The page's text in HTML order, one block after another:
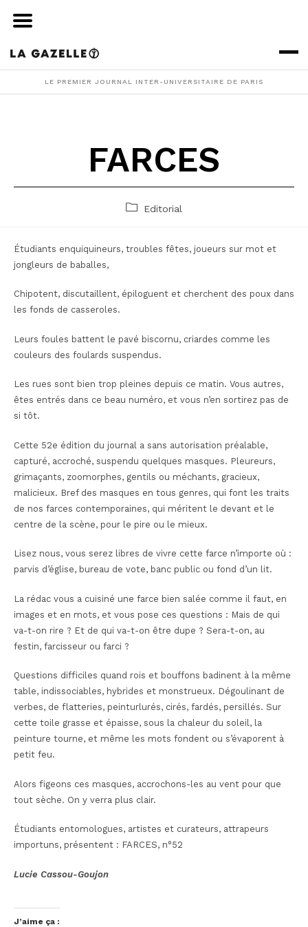
LE PREMIER JOURNAL INTER-UNIVERSITAIRE DE PARIS
FARCES
PostEditorial
Étudiants enquiquineurs, troubles fêtes, joueurs sur mot et
jongleurs de baballes,
Chipotent, discutaillent, épiloguent et cherchent des poux dans
les fonds de casseroles.
Leurs foules battent le pavé biscornu, criardes comme les
couleurs des foulards suspendus.
Les rues sont bien trop pleines depuis ce matin. Vous autres,
êtes entrés dans ce beau numéro, et vous n’en sortirez pas de
si tôt.
Cette 52e édition du journal a sans autorisation préalable,
capturé, accroché, suspendu quelques masques. Pleureurs,
grimaçants, zoomorphes, gentils ou méchants, gracieux,
malicieux. Bref des masques en tous genres, qui font les traits
de nos farces contemporaines, qui méritent le devant et le
centre de la scène, pour le pire ou le mieux.
Lisez nous, vous serez libres de vivre cette farce n’importe où :
parvis d’église, bureau de vote, banc public ou fond d’un lit.
La rédac vous a cuisiné une farce bien salée comme il faut, en
images et en mots, et vous pose ces questions : Mais de qui
va-t-on rire ? Et de qui va-t-on être dupe ? Sera-t-on, au
festin, farcisseur ou farci ?
Questions difficiles quand rois et bouffons badinent à la même
table, indissociables, hybrides et monstrueux. Dégoulinant de
verbes, de flatteries, peinturlurés, cirés, fardés, persillés. Sur
cette toile grasse et épaisse, sous la chaleur du soleil, la
peinture tourne, et même les mots fondent ou s’évaporent à
petit feu.
Alors figeons ces masques, accrochons-les au vent pour que
tout sèche. On y verra plus clair.
Étudiants entomologues, artistes et curateurs, attrapeurs
importuns, présentent : FARCES, n°52
Lucie Cassou-Goujon
J’aime ça :